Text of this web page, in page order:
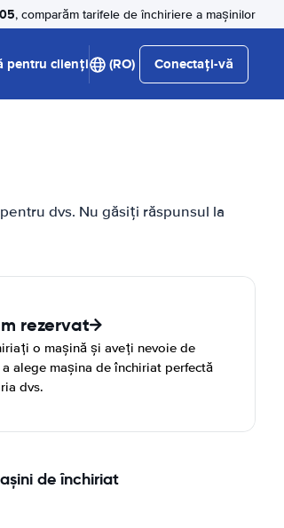
, comparăm tarifele de închiriere a mașinilor
pentru clienți (RO) Conectați-vă
dvs. Nu găsiți răspunsul la
rezervat
o mașină și aveți nevoie de
alege mașina de închiriat perfectă
dvs.
de închiriat